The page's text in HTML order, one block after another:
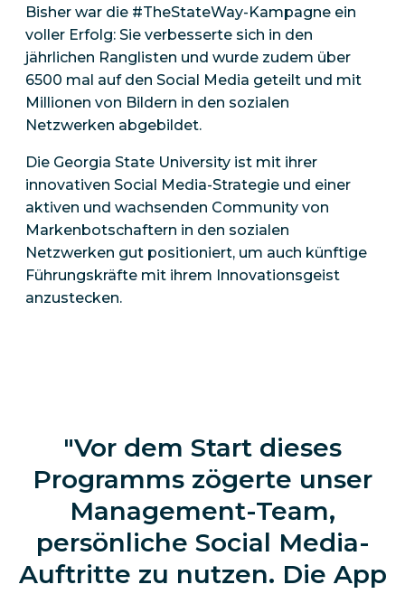
Bisher war die #TheStateWay-Kampagne ein
voller Erfolg: Sie verbesserte sich in den
jährlichen Ranglisten und wurde zudem über
6500 mal auf den Social Media geteilt und mit
Millionen von Bildern in den sozialen
Netzwerken abgebildet.
Die Georgia State University ist mit ihrer
innovativen Social Media-Strategie und einer
aktiven und wachsenden Community von
Markenbotschaftern in den sozialen
Netzwerken gut positioniert, um auch künftige
Führungskräfte mit ihrem Innovationsgeist
anzustecken.
Vor dem Start dieses
Programms zögerte unser
Management-Team,
persönliche Social Media-
Auftritte zu nutzen. Die App